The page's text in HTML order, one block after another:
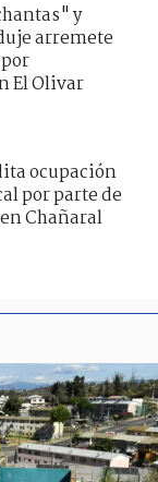
y
arremete
El Olivar
ocupación
por parte de
Chañaral